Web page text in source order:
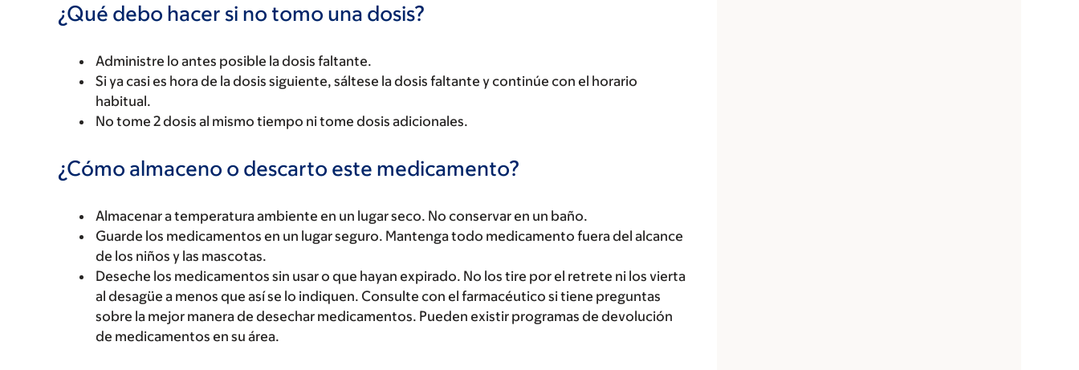
¿Qué debo hacer si no tomo una dosis?
Administre lo antes posible la dosis faltante.
Si ya casi es hora de la dosis siguiente, sáltese la dosis faltante y continúe con el horario
habitual.
No tome 2 dosis al mismo tiempo ni tome dosis adicionales.
¿Cómo almaceno o descarto este medicamento?
Almacenar a temperatura ambiente en un lugar seco. No conservar en un baño.
Guarde los medicamentos en un lugar seguro. Mantenga todo medicamento fuera del alcance
de los niños y las mascotas.
Deseche los medicamentos sin usar o que hayan expirado. No los tire por el retrete ni los vierta
al desagüe a menos que así se lo indiquen. Consulte con el farmacéutico si tiene preguntas
sobre la mejor manera de desechar medicamentos. Pueden existir programas de devolución
de medicamentos en su área.